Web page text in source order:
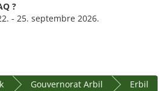
?
- 25. septembre 2026.
Gouvernorat Arbil Erbil